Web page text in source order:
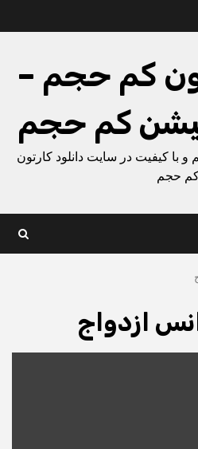
کم حجم –
کم حجم
و با کیفیت در سایت دانلود کارتون
حجم
ازدواج